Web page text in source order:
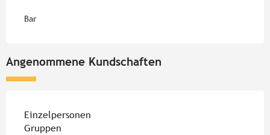
Bar
Angenommene Kundschaften
Einzelpersonen
Gruppen